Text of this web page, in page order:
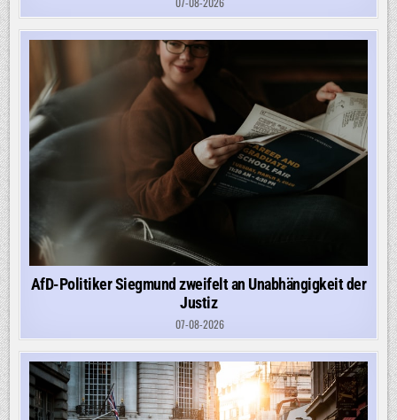
AfD-Politiker Siegmund zweifelt an Unabhängigkeit der
Justiz
07-08-2026